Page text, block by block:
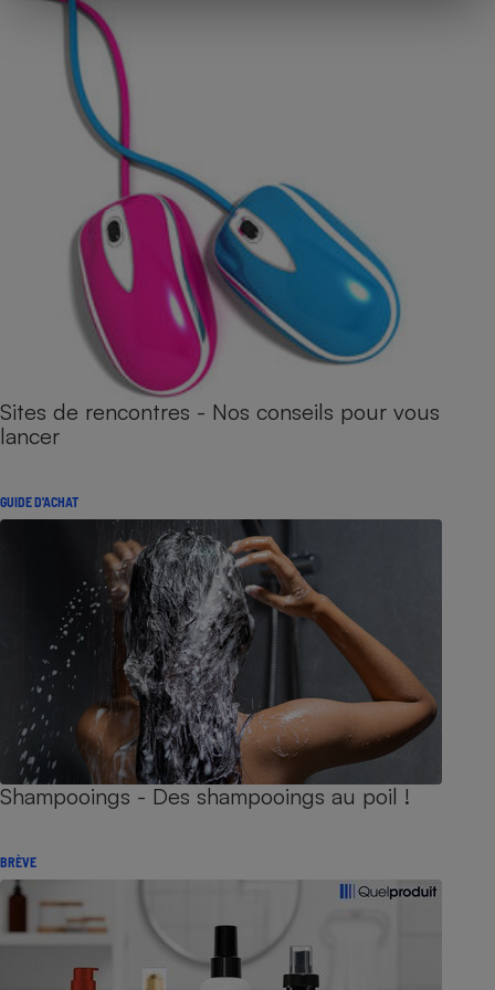
Sites de rencontres - Nos conseils pour vous
lancer
GUIDE D'ACHAT
Shampooings - Des shampooings au poil !
BRÈVE